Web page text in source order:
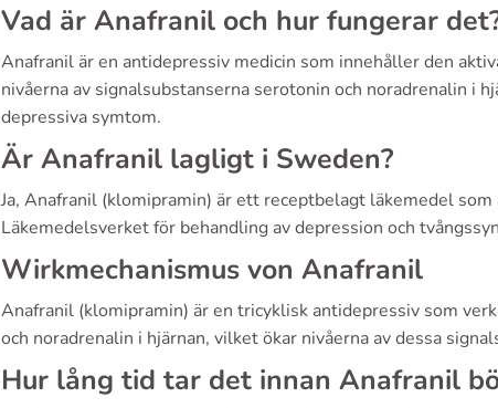
Vad är Anafranil och hur fungerar
Anafranil är en antidepressiv medicin som innehåller den
nivåerna av signalsubstanserna serotonin och noradrenalin i
depressiva symtom.
Är Anafranil lagligt i Sweden?
Ja, Anafranil (klomipramin) är ett receptbelagt läkemedel
Läkemedelsverket för behandling av depression och
Wirkmechanismus von Anafranil
Anafranil (klomipramin) är en tricyklisk antidepressiv som
och noradrenalin i hjärnan, vilket ökar nivåerna av dessa
Hur lång tid tar det innan Anafranil